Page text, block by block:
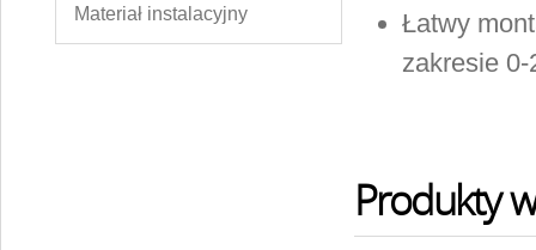
Materiał instalacyjny
Łatwy
zakresie 0-
Produkty